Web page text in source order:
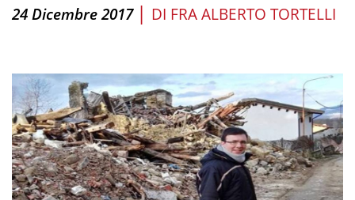
24 Dicembre 2017 | DI FRA ALBERTO TORTELLI